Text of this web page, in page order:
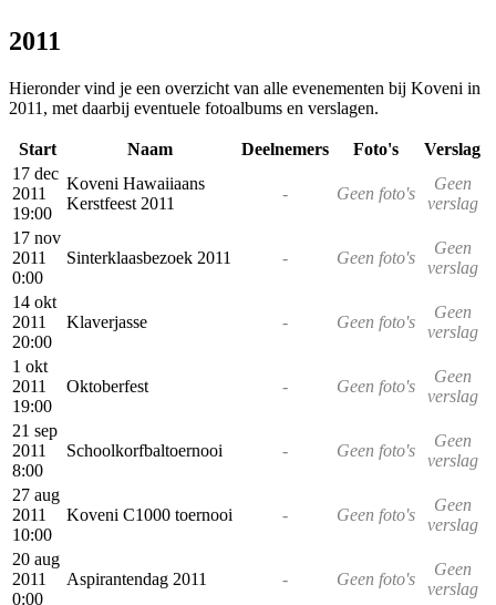
2011
Hieronder vind je een overzicht van alle evenementen bij Koveni in
2011, met daarbij eventuele fotoalbums en verslagen.
Start Naam Deelnemers Foto's
Verslag
17 dec
2011
19:00
Koveni Hawaiiaans
Kerstfeest 2011
- Geen foto's
Geen
verslag
17 nov
2011
0:00
Sinterklaasbezoek 2011 - Geen foto's
Geen
verslag
14 okt
2011
20:00
Klaverjasse - Geen foto's
Geen
verslag
1 okt
2011
19:00
Oktoberfest - Geen foto's
Geen
verslag
21 sep
2011
8:00
Schoolkorfbaltoernooi - Geen foto's
Geen
verslag
27 aug
2011
10:00
Koveni C1000 toernooi - Geen foto's
Geen
verslag
20 aug
2011
0:00
Aspirantendag 2011 - Geen foto's
Geen
verslag